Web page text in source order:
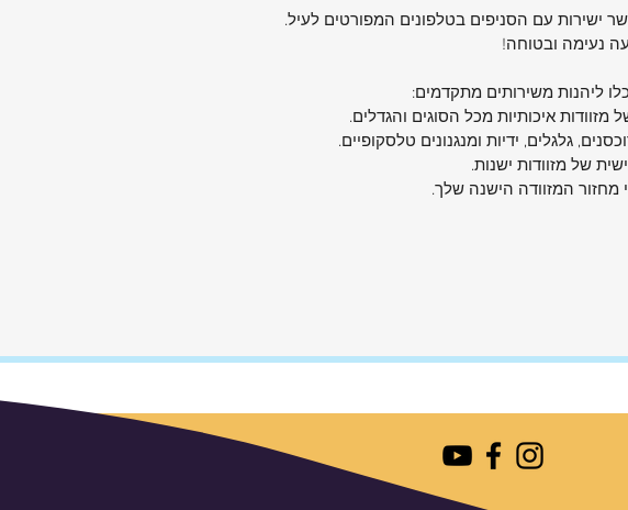
להרמה
על
צידה.
על
חלקה
ישירות עם הסניפים בטלפונים המפורטים לעיל.
נעימה ובטוחה!
ליהנות משירותים מתקדמים:
איכותיות מכל הסוגים והגדלים.
גלגלים, ידיות ומנגנונים טלסקופיים.
של מזוודות ישנות.
מחזור המזוודה הישנה שלך.